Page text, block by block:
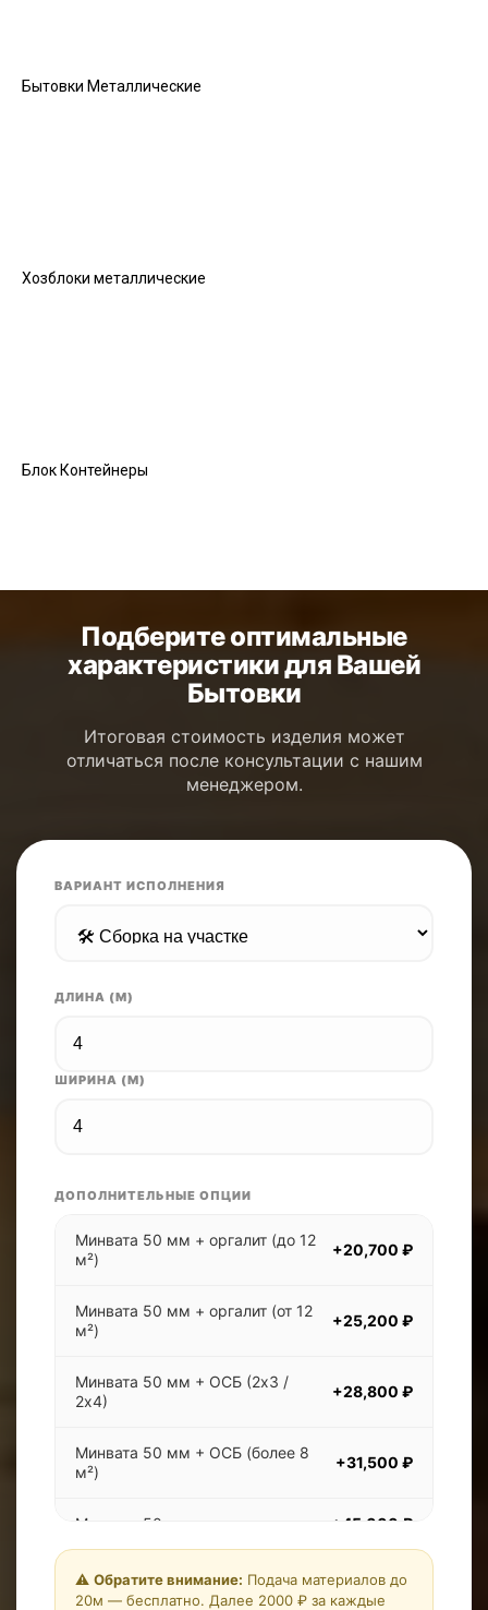
Бытовки Металлические
Хозблоки металлические
Блок Контейнеры
Подберите оптимальные
характеристики для Вашей
Бытовки
Итоговая стоимость изделия может
отличаться после консультации с нашим
менеджером.
ВАРИАНТ ИСПОЛНЕНИЯ
ДЛИНА (М)
ШИРИНА (М)
ДОПОЛНИТЕЛЬНЫЕ ОПЦИИ
Минвата 50 мм + оргалит (до 12
м²)
+20,700 ₽
Минвата 50 мм + оргалит (от 12
м²)
+25,200 ₽
Минвата 50 мм + ОСБ (2х3 /
2х4)
+28,800 ₽
Минвата 50 мм + ОСБ (более 8
м²)
+31,500 ₽
Минвата 50 мм + вагонка +45,000 ₽
Минвата 100 мм (доплата) +4,500 ₽
⚠️ Обратите внимание: Подача материалов до
20м — бесплатно. Далее 2000 ₽ за каждые